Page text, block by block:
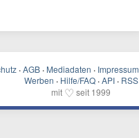
· AGB · Mediadaten · Impressum
Werben · Hilfe/FAQ · API · RSS
mit ♡ seit 1999